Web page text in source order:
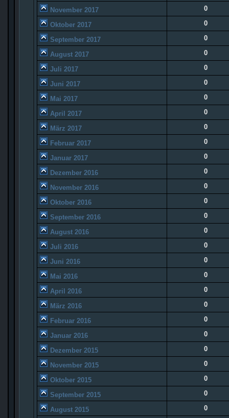
November 2017 0
Oktober 2017 0
September 2017 0
August 2017 0
Juli 2017 0
Juni 2017 0
Mai 2017 0
April 2017 0
März 2017 0
Februar 2017 0
Januar 2017 0
Dezember 2016 0
November 2016 0
Oktober 2016 0
September 2016 0
August 2016 0
Juli 2016 0
Juni 2016 0
Mai 2016 0
April 2016 0
März 2016 0
Februar 2016 0
Januar 2016 0
Dezember 2015 0
November 2015 0
Oktober 2015 0
September 2015 0
August 2015 0